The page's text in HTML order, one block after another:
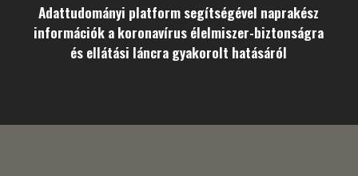
Adattudományi platform segítségével naprakész
információk a koronavírus élelmiszer-biztonságra
és ellátási láncra gyakorolt hatásáról